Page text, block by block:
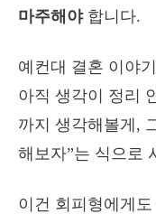
마주해야합니다.
예컨대 결혼 이야
아직 생각이 정리
까지 생각해볼게,
해보자”는 식으로
이건 회피형에게